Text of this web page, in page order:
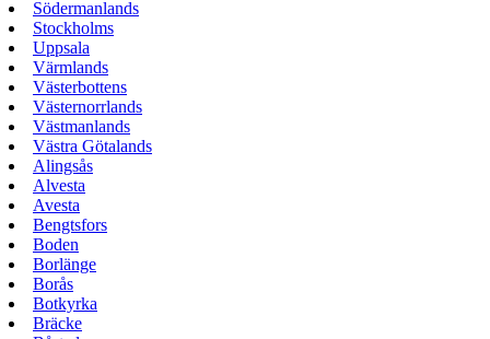
Södermanlands
Stockholms
Uppsala
Värmlands
Västerbottens
Västernorrlands
Västmanlands
Västra Götalands
Alingsås
Alvesta
Avesta
Bengtsfors
Boden
Borlänge
Borås
Botkyrka
Bräcke